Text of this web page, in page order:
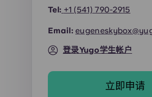
Tel: +1 (541) 790-2915
Email:
登录Yugo学生帐户
立即申请